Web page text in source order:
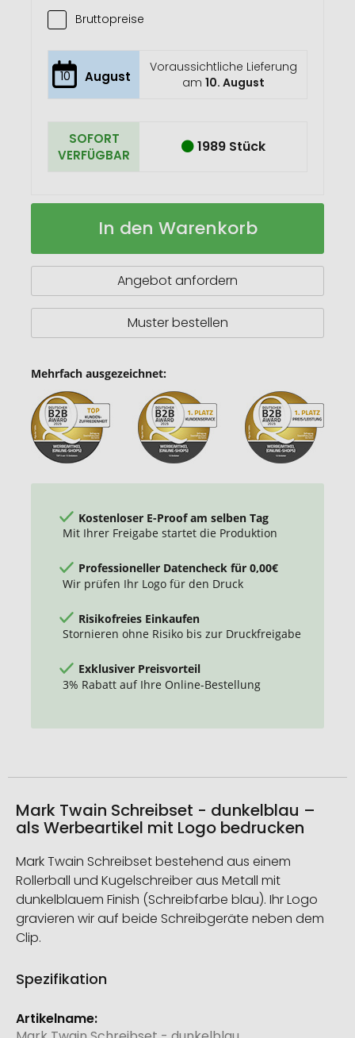
Bruttopreise
10 August
Voraussichtliche Lieferung
am 10. August
SOFORT
VERFÜGBAR
1989 Stück
Mark
Auf
In den Warenkorb
Angebot anfordern
Muster bestellen
Mehrfach ausgezeichnet:
Kostenloser E-Proof am selben Tag
Mit Ihrer Freigabe startet die Produktion
Professioneller Datencheck für 0,00€
Wir prüfen Ihr Logo für den Druck
Risikofreies Einkaufen
Stornieren ohne Risiko bis zur Druckfreigabe
Exklusiver Preisvorteil
3% Rabatt auf Ihre Online-Bestellung
Mark Twain Schreibset - dunkelblau –
als Werbeartikel mit Logo bedrucken
Mark Twain Schreibset bestehend aus einem
Rollerball und Kugelschreiber aus Metall mit
dunkelblauem Finish (Schreibfarbe blau). Ihr Logo
gravieren wir auf beide Schreibgeräte neben dem
Clip.
Spezifikation
Weitere
Informationen